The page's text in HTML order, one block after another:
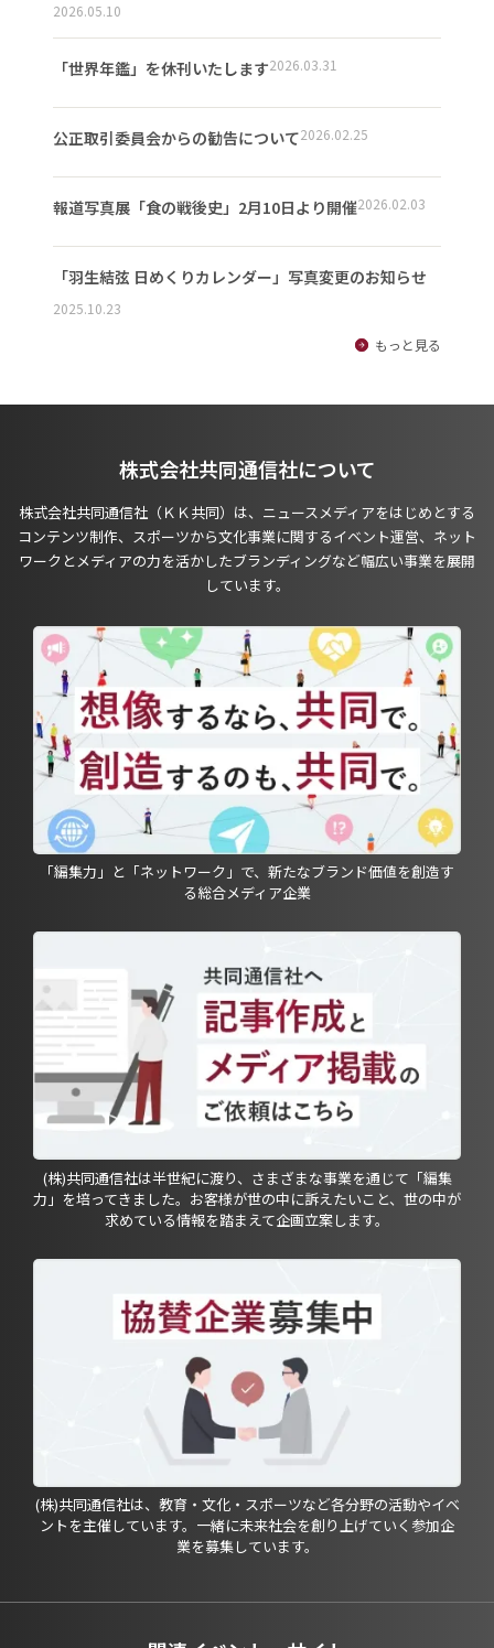
2026.05.10
「世界年鑑」を休刊いたします2026.03.31
公正取引委員会からの勧告について2026.02.25
報道写真展「食の戦後史」2月10日より開催2026.02.03
「羽生結弦 日めくりカレンダー」写真変更のお知らせ
2025.10.23
もっと見る
株式会社共同通信社について
株式会社共同通信社（ＫＫ共同）は、ニュースメディアをはじめとする
コンテンツ制作、スポーツから文化事業に関するイベント運営、ネット
ワークとメディアの力を活かしたブランディングなど幅広い事業を展開
しています。
「編集力」と「ネットワーク」で、新たなブランド価値を創造す
る総合メディア企業
(株)共同通信社は半世紀に渡り、さまざまな事業を通じて「編集
力」を培ってきました。お客様が世の中に訴えたいこと、世の中が
求めている情報を踏まえて企画立案します。
(株)共同通信社は、教育・文化・スポーツなど各分野の活動やイベ
ントを主催しています。一緒に未来社会を創り上げていく参加企
業を募集しています。